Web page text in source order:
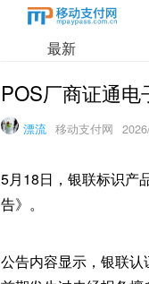
最新
POS厂商证通电
漂流 移动支付网
5月18日，银联标识产
告》。
公告内容显示，银联认